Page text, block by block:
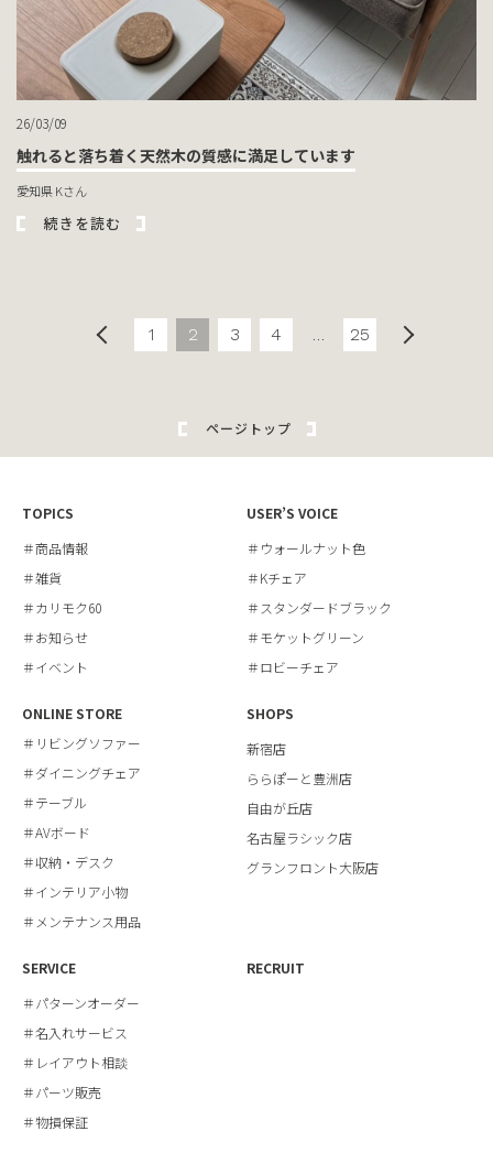
26/03/09
触れると落ち着く天然木の質感に満足しています
愛知県 Kさん
続きを読む
1 2 3 4 … 25
ページトップ
TOPICS
＃商品情報
＃雑貨
＃カリモク60
＃お知らせ
＃イベント
USER’S VOICE
＃ウォールナット色
＃Kチェア
＃スタンダードブラック
＃モケットグリーン
＃ロビーチェア
ONLINE STORE
＃リビングソファー
＃ダイニングチェア
＃テーブル
＃AVボード
＃収納・デスク
＃インテリア小物
＃メンテナンス用品
SHOPS
新宿店
ららぽーと豊洲店
自由が丘店
名古屋ラシック店
グランフロント大阪店
SERVICE
＃パターンオーダー
＃名入れサービス
＃レイアウト相談
＃パーツ販売
＃物損保証
RECRUIT